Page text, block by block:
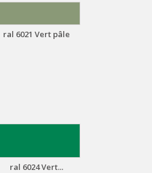
ral 6021 Vert pâle
ral 6024 Vert...